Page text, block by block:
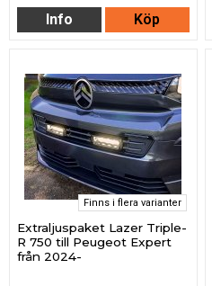
Info
Köp
Finns i flera varianter
Extraljuspaket Lazer Triple-
R 750 till Peugeot Expert
från 2024-